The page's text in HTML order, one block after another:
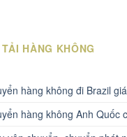
HÀNG KHÔNG
hàng không đi Brazil
hàng không Anh Quốc